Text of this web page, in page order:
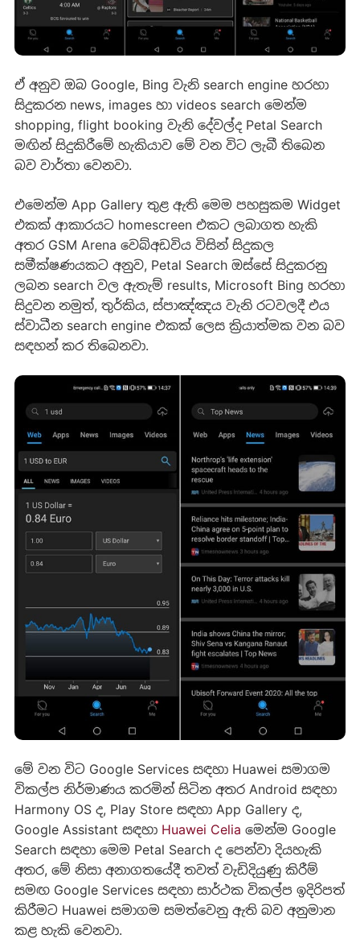
ඒ අනුව ඔබ Google, Bing වැනි search engine හරහා
සිදුකරන news, images හා videos search මෙන්ම
shopping, flight booking වැනි දේවල්ද Petal Search
මඟින් සිදුකිරීමේ හැකියාව මේ වන විට ලැබී තිබෙන
බව වාර්තා වෙනවා.
එමෙන්ම App Gallery තුළ ඇති මෙම පහසුකම Widget
එකක් ආකාරයට homescreen එකට ලබාගත හැකි
අතර GSM Arena වෙබ්අඩවිය විසින් සිදුකල
සමීක්ෂණයකට අනුව, Petal Search ඔස්සේ සිදුකරනු
ලබන search වල ඇතැම් results, Microsoft Bing හරහා
සිදුවන නමුත්, තුර්කිය, ස්පාඤ්ඤය වැනි රටවලදී එය
ස්වාධීන search engine එකක් ලෙස ක්‍රියාත්මක වන බව
සඳහන් කර තිබෙනවා.
මේ වන විට Google Services සඳහා Huawei සමාගම
විකල්ප නිර්මාණය කරමින් සිටින අතර Android සඳහා
Harmony OS ද, Play Store සඳහා App Gallery ද,
Google Assistant සඳහා Huawei Celia මෙන්ම Google
Search සඳහා මෙම Petal Search ද පෙන්වා දියහැකි
අතර, මේ නිසා අනාගතයේදී තවත් වැඩිදියුණු කිරීම්
සමඟ Google Services සඳහා සාර්ථක විකල්ප ඉදිරිපත්
කිරීමට Huawei සමාගම සමත්වෙනු ඇති බව අනුමාන
කළ හැකි වෙනවා.